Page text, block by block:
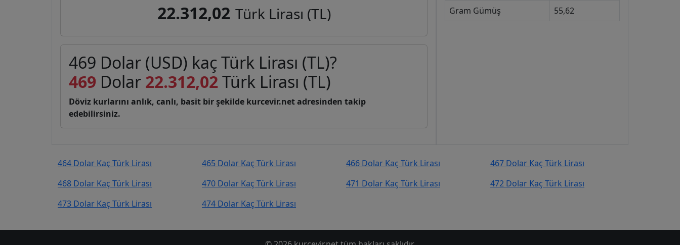
22.312,02 Türk Lirası (TL)
469 Dolar (USD) kaç Türk Lirası (TL)?
469 Dolar 22.312,02Türk Lirası (TL)
Döviz kurlarını anlık, canlı, basit bir şekilde kurcevir.net adresinden takip
edebilirsiniz.
Gram Gümüş
55,62
464 Dolar Kaç Türk Lirası 465 Dolar Kaç Türk Lirası 466 Dolar Kaç Türk Lirası
467 Dolar Kaç Türk Lirası
468 Dolar Kaç Türk Lirası
470 Dolar Kaç Türk Lirası 471 Dolar Kaç Türk Lirası
472 Dolar Kaç Türk Lirası
473 Dolar Kaç Türk Lirası
474 Dolar Kaç Türk Lirası